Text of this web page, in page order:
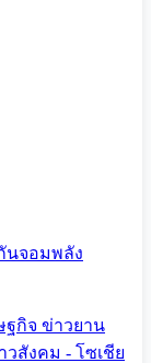
นจอมพลัง
ฐกิจ ข่าวยาน
วสังคม - โซเชีย